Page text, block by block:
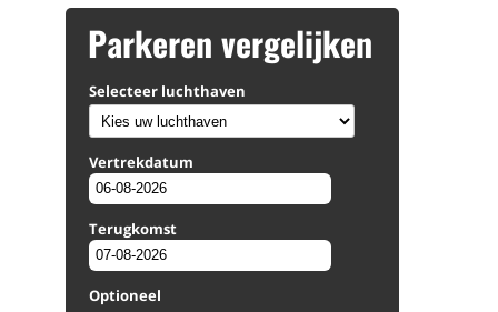
Parkeren vergelijken
Selecteer luchthaven
Vertrekdatum
Terugkomst
Optioneel